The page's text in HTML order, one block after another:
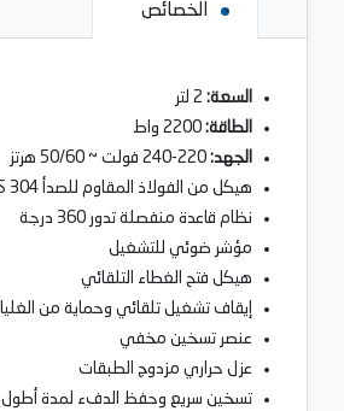
الخصائص
السعة:
الطاقة:
الجهد:
هيكل من الفولاذ المقاوم للصدأ SUS 304
نظام قاعدة منفصلة تدور 360 درجة
مؤشر ضوئي للتشغيل
هيكل فتح الغطاء التلقائي
إيقاف تشغيل تلقائي وحماية من
عنصر تسخين مخفي
عزل حراري مزدوج الطبقات
تسخين سريع وحفظ الدفء لمدة أطول